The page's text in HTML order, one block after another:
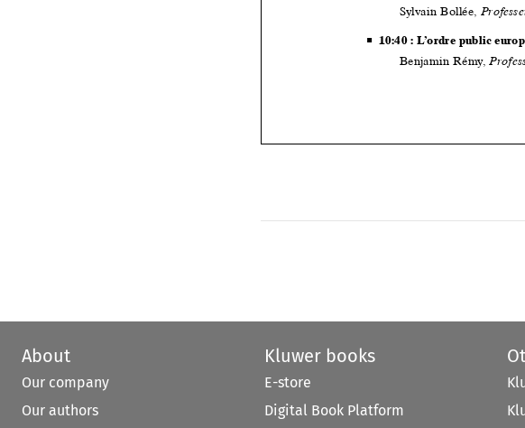


About
Our company
Our authors
Kluwer books
E-store
Digital Book Platform